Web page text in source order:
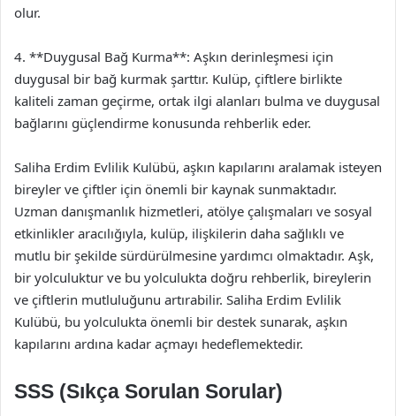
olur.
4. **Duygusal Bağ Kurma**: Aşkın derinleşmesi için
duygusal bir bağ kurmak şarttır. Kulüp, çiftlere birlikte
kaliteli zaman geçirme, ortak ilgi alanları bulma ve duygusal
bağlarını güçlendirme konusunda rehberlik eder.
Saliha Erdim Evlilik Kulübü, aşkın kapılarını aralamak isteyen
bireyler ve çiftler için önemli bir kaynak sunmaktadır.
Uzman danışmanlık hizmetleri, atölye çalışmaları ve sosyal
etkinlikler aracılığıyla, kulüp, ilişkilerin daha sağlıklı ve
mutlu bir şekilde sürdürülmesine yardımcı olmaktadır. Aşk,
bir yolculuktur ve bu yolculukta doğru rehberlik, bireylerin
ve çiftlerin mutluluğunu artırabilir. Saliha Erdim Evlilik
Kulübü, bu yolculukta önemli bir destek sunarak, aşkın
kapılarını ardına kadar açmayı hedeflemektedir.
SSS (Sıkça Sorulan Sorular)